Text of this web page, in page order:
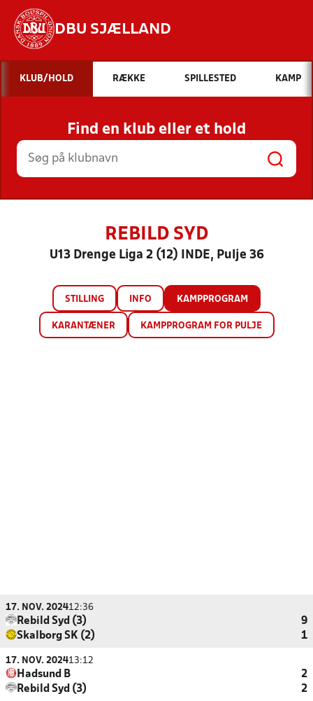
DBU SJÆLLAND
Hvad vil du søge efter?
INDHOLD OG NYHEDER
STILLINGER, RESULTATER, KLUBBER OG
HOLD
KLUB/HOLD RÆKKE SPILLESTED KAMP
Find en klub eller et hold
REBILD SYD
U13 Drenge Liga 2 (12) INDE, Pulje 36
STILLING INFO KAMPPROGRAM
KARANTÆNER KAMPPROGRAM FOR PULJE
17. NOV. 202412:36
Rebild Syd (3)
9
Skalborg SK (2)
1
17. NOV. 202413:12
Hadsund B
2
Rebild Syd (3)
2